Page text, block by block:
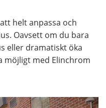
helt anpassa och
Oavsett om du bara
eller dramatiskt öka
möjligt med Elinchrom